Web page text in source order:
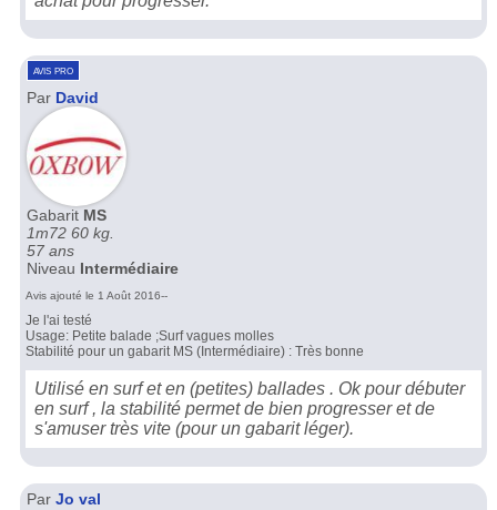
avis pro
Par David
Gabarit MS
1m72 60 kg.
57 ans
Niveau Intermédiaire
Avis ajouté le 1 Août 2016--
Je l'ai testé
Usage: Petite balade ;Surf vagues molles
Stabilité pour un gabarit MS (Intermédiaire) : Très bonne
Utilisé en surf et en (petites) ballades . Ok pour débuter
en surf , la stabilité permet de bien progresser et de
s'amuser très vite (pour un gabarit léger).
Par Jo val